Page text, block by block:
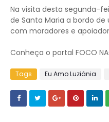
Na visita desta segunda-
de Santa Maria a bordo
com moradores e
Conheça o portal FOCO
Tags Eu Amo Luziânia